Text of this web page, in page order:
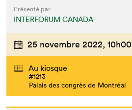
Présenté par
INTERFORUM CANADA
25 novembre 2022, 10h00
Au kiosque
#1213
Palais des congrès de Montréal